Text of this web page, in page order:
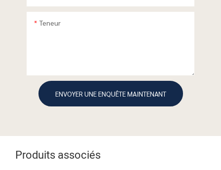
Teneur
ENVOYER UNE ENQUÊTE MAINTENANT
Produits associés